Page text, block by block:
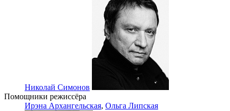
Николай Симонов
Помощники режиссёра
Ирэна Архангельская, Ольга Липская